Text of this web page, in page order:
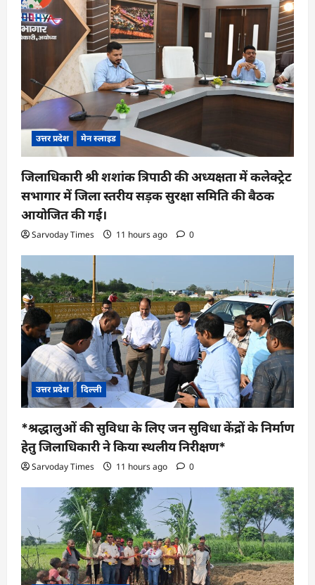
उत्तर प्रदेश मेन स्लाइड
जिलाधिकारी श्री शशांक त्रिपाठी की अध्यक्षता में कलेक्ट्रेट
सभागार में जिला स्तरीय सड़क सुरक्षा समिति की बैठक
आयोजित की गई।
Sarvoday Times 11 hours ago 0
उत्तर प्रदेश दिल्ली
*श्रद्धालुओं की सुविधा के लिए जन सुविधा केंद्रों के निर्माण
हेतु जिलाधिकारी ने किया स्थलीय निरीक्षण*
Sarvoday Times 11 hours ago 0